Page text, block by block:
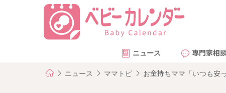
ニュース 専門家相
ニュース ママトピ お金持ちママ「いつも安